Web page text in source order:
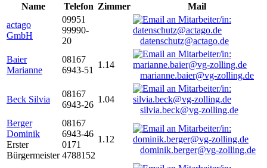
Name
Telefon Zimmer
Mail
actago
GmbH
09951
99990-
20
datenschutz@actago.de
Baier
Marianne
08167
6943-51
1.14
marianne.baier@vg-zolling.de
Beck Silvia
08167
6943-26
1.04
silvia.beck@vg-zolling.de
Berger
Dominik
Erster
Bürgermeister
08167
6943-46
0171
4788152
1.12
dominik.berger@vg-zolling.de